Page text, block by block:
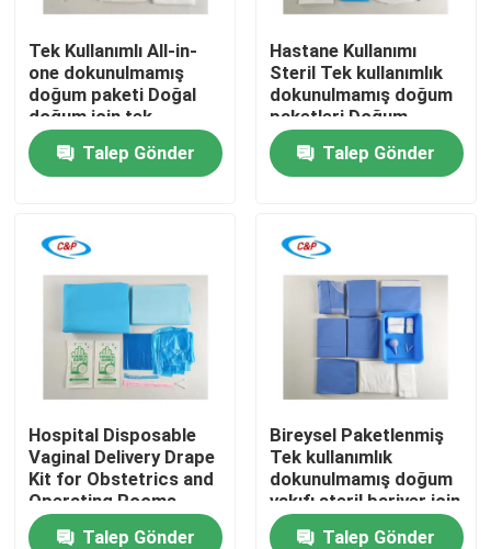
Evde
Ürün
VR Gösterisi
Bizim Hakkımızda
Fabrika turu
Tek Kullanımlı All-in-
one dokunulmamış
doğum paketi Doğal
doğum için tek
kullanımlık steril
doğum ameliyatı kiti
Talep Gönder
Hastane Kullanımı
Steril Tek kullanımlık
dokunulmamış doğum
paketleri Doğum
ameliyat kitleri
Talep Gönder
Hospital Disposable
Vaginal Delivery Drape
Kit for Obstetrics and
Operating Rooms
Talep Gönder
Bireysel Paketlenmiş
Tek kullanımlık
dokunulmamış doğum
vakıfı steril bariyer için
pervane paketi
Talep Gönder